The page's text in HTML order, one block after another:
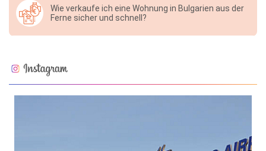
Wie verkaufe ich eine Wohnung in Bulgarien aus der
Ferne sicher und schnell?